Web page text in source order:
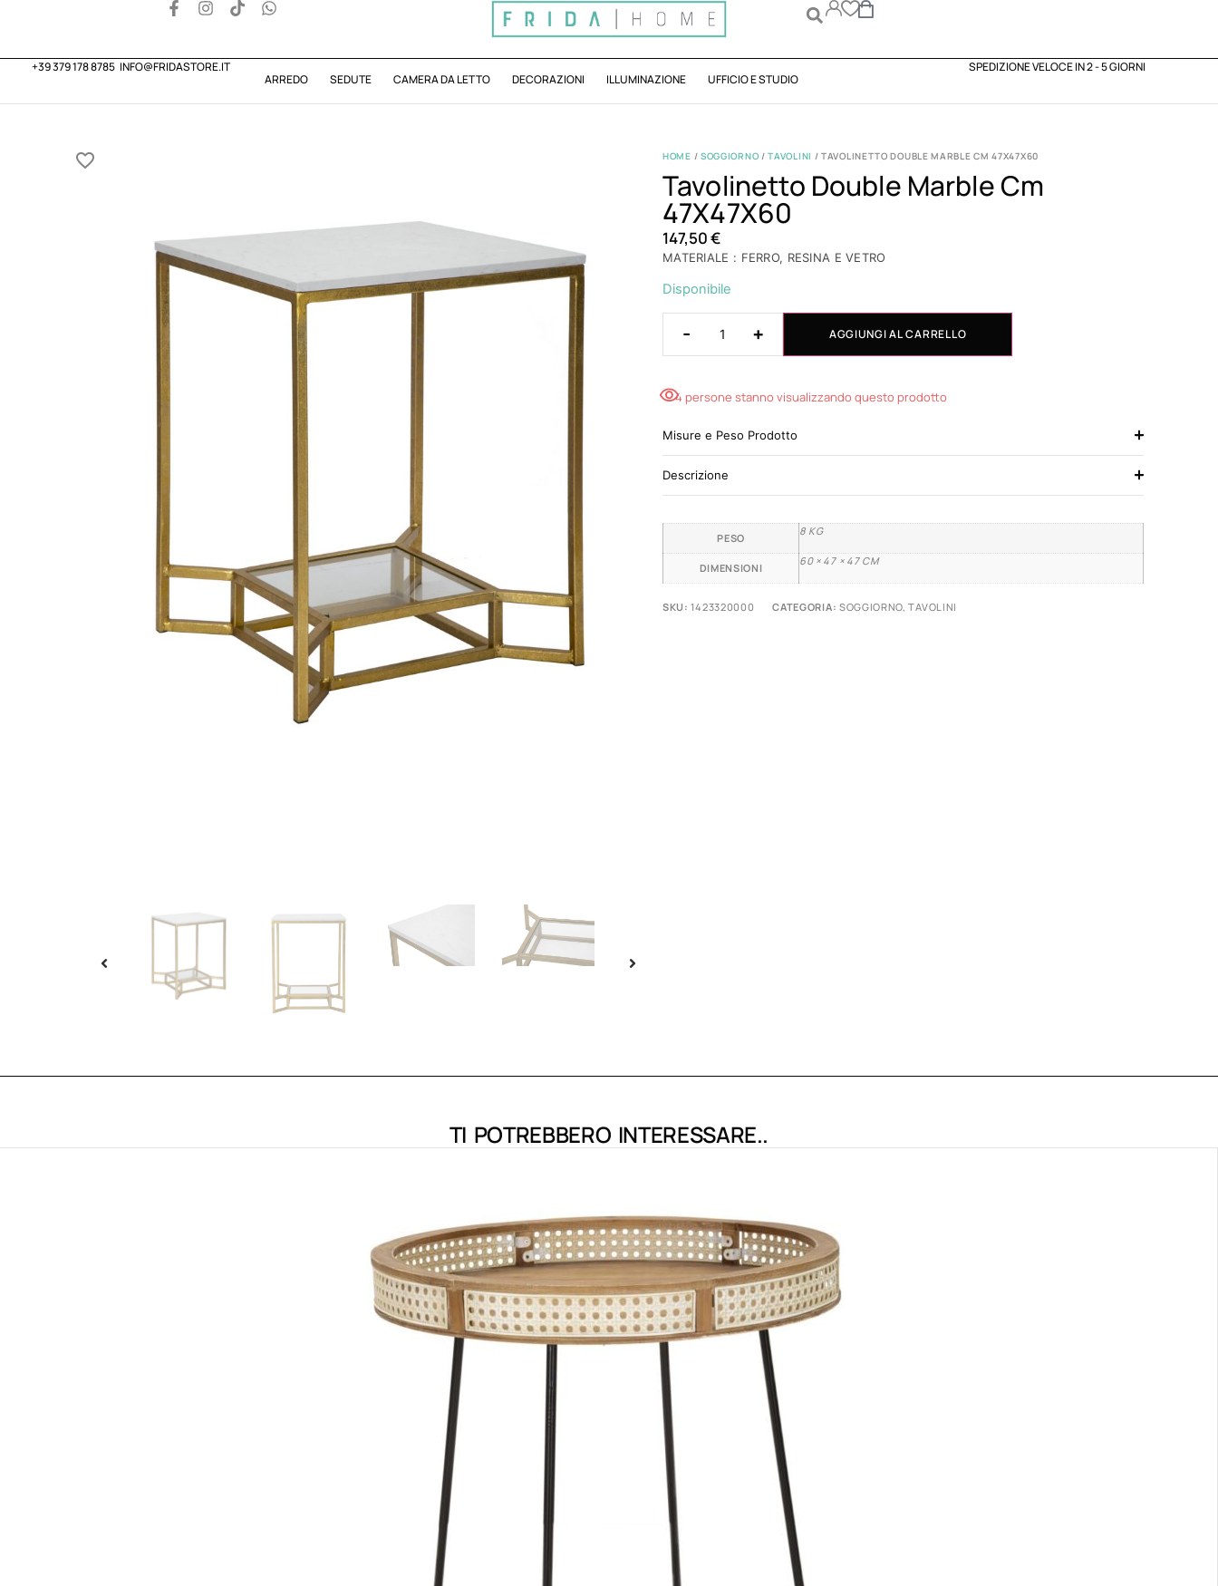
+39 379 178 8785 INFO@FRIDASTORE.IT
ARREDO
SEDUTE CAMERA DA LETTO DECORAZIONI ILLUMINAZIONE UFFICIO E STUDIO
SPEDIZIONE VELOCE IN 2 - 5 GIORNI
HOME / SOGGIORNO /TAVOLINI / TAVOLINETTO DOUBLE MARBLE CM 47X47X60
Tavolinetto Double Marble Cm
47X47X60
147,50€
MATERIALE : FERRO, RESINA E VETRO
Disponibile
- + AGGIUNGI AL CARRELLO
4 persone stanno visualizzando questo prodotto
Misure e Peso Prodotto
Descrizione
PESO
8 KG
DIMENSIONI
60 × 47 × 47 CM
SKU:1423320000 CATEGORIA: SOGGIORNO ,TAVOLINI
TI POTREBBERO INTERESSARE..